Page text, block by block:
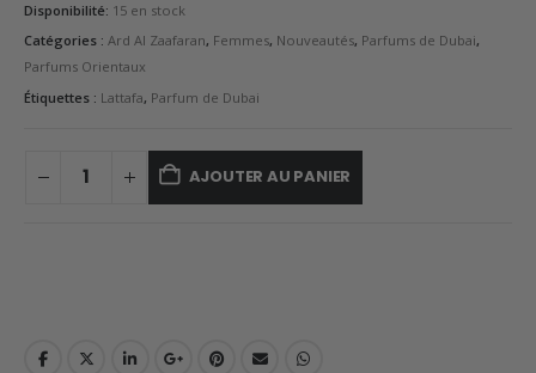
Disponibilité: 15 en stock
Catégories : Ard Al Zaafaran, Femmes, Nouveautés, Parfums de Dubai,
Parfums Orientaux
Étiquettes : Lattafa, Parfum de Dubai
AJOUTER AU PANIER